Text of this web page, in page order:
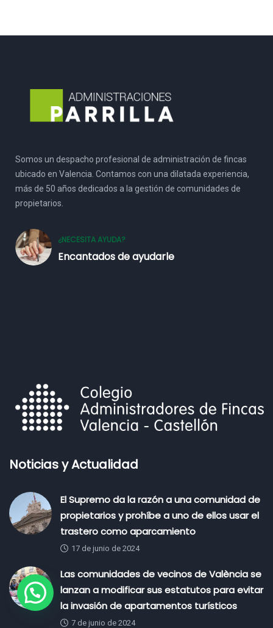
Somos un despacho profesional de administración de fincas
ubicado en Valencia. Contamos con una dilatada experiencia,
más de 50 años dedicados a la gestión de comunidades de
propietarios.
¿NECESITA AYUDA?
Encantados de ayudarle
Noticias y Actualidad
El Supremo da la razón a una comunidad de
propietarios y prohíbe a uno de ellos usar el
trastero como aparcamiento
17 de junio de 2024
Las comunidades de vecinos de València se
lanzan a modificar sus estatutos para evitar
la invasión de apartamentos turísticos
7 de junio de 2024
¿Necesita Ayuda?